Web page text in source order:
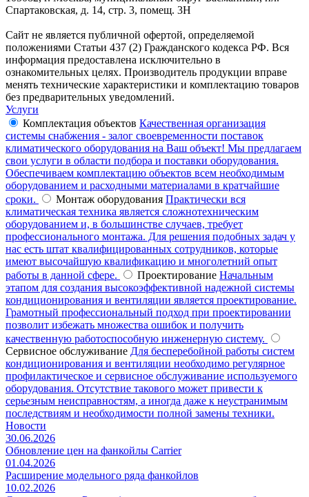
Спартаковская, д. 14, стр. 3, помещ. 3Н
Сайт не является публичной офертой, определяемой
положениями Статьи 437 (2) Гражданского кодекса РФ. Вся
информация предоставлена исключительно в
ознакомительных целях. Производитель продукции вправе
менять технические характеристики и комплектацию товаров
без предварительных уведомлений.
Услуги
Комплектация объектов Качественная организация
системы снабжения - залог своевременности поставок
климатического оборудования на Ваш объект! Мы предлагаем
свои услуги в области подбора и поставки оборудования.
Обеспечиваем комплектацию объектов всем необходимым
оборудованием и расходными материалами в кратчайшие
сроки.
Монтаж оборудования Практически вся
климатическая техника является сложнотехническим
оборудованием и, в большинстве случаев, требует
профессионального монтажа. Для решения подобных задач у
нас есть штат квалифицированных сотрудников, которые
имеют высочайшую квалификацию и многолетний опыт
работы в данной сфере.
Проектирование Начальным
этапом для создания высокоэффективной надежной системы
кондиционирования и вентиляции является проектирование.
Грамотный профессиональный подход при проектировании
позволит избежать множества ошибок и получить
качественную работоспособную инженерную систему.
Сервисное обслуживание Для бесперебойной работы систем
кондиционирования и вентиляции необходимо регулярное
профилактическое и сервисное обслуживание используемого
оборудования. Отсутствие такового может привести к
серьезным неисправностям, а иногда даже к неустранимым
последствиям и необходимости полной замены техники.
Новости
30.06.2026
Обновление цен на фанкойлы Carrier
01.04.2026
Расширение модельного ряда фанкойлов
10.02.2026